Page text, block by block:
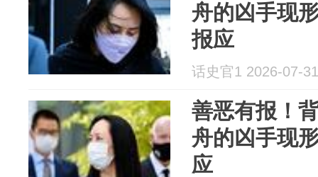
舟的凶手现
报应
话史官1 2026-07-31
善恶有报！
舟的凶手现
应